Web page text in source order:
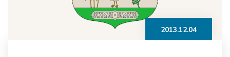
2013.12.04